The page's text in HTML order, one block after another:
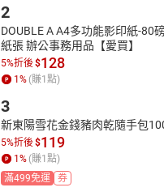
2
DOUBLE A A4多功能影印紙-80
紙張 辦公事務用品【愛買】
5%折後$128
1 % (賺1 點)
3
新東陽雪花金錢豬肉乾隨手包
5%折後$119
1 % (賺1 點)
滿499免運
券